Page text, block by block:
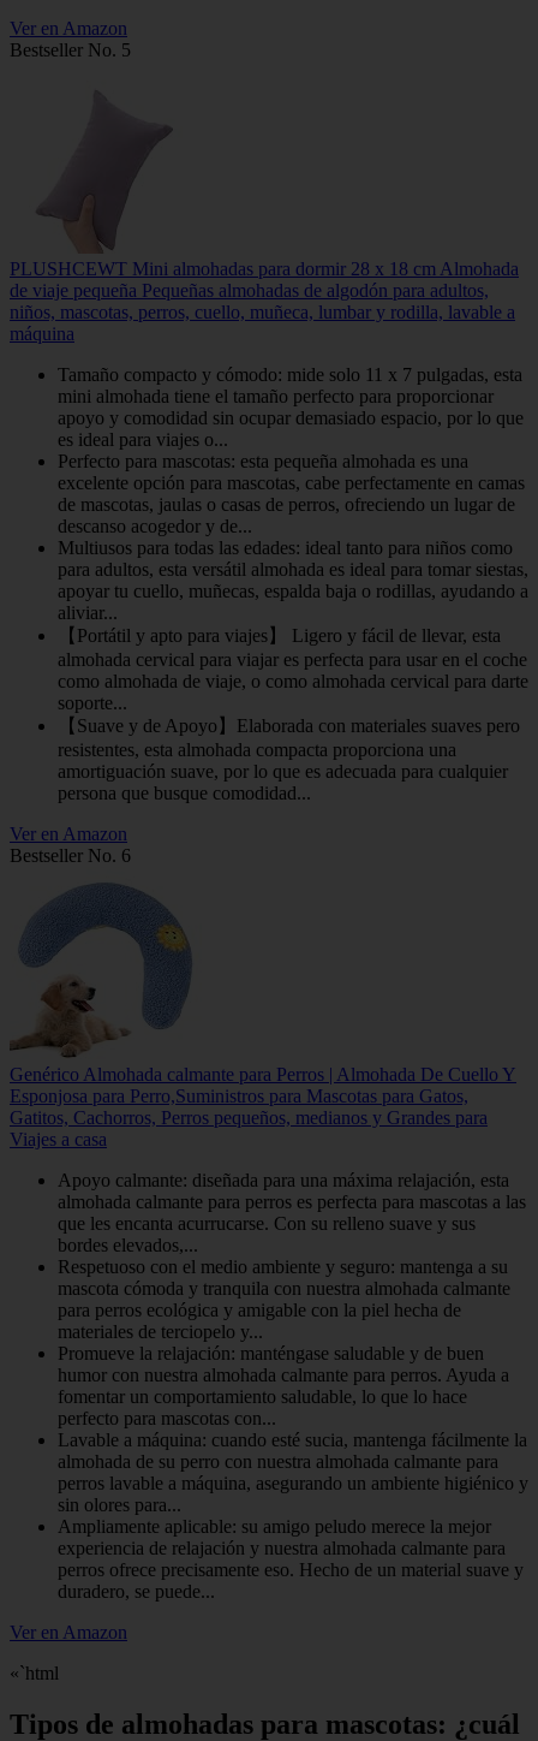
Ver en Amazon
Bestseller No. 5
PLUSHCEWT Mini almohadas para dormir 28 x 18 cm Almohada
de viaje pequeña Pequeñas almohadas de algodón para adultos,
niños, mascotas, perros, cuello, muñeca, lumbar y rodilla, lavable a
máquina
Tamaño compacto y cómodo: mide solo 11 x 7 pulgadas, esta
mini almohada tiene el tamaño perfecto para proporcionar
apoyo y comodidad sin ocupar demasiado espacio, por lo que
es ideal para viajes o...
Perfecto para mascotas: esta pequeña almohada es una
excelente opción para mascotas, cabe perfectamente en camas
de mascotas, jaulas o casas de perros, ofreciendo un lugar de
descanso acogedor y de...
Multiusos para todas las edades: ideal tanto para niños como
para adultos, esta versátil almohada es ideal para tomar siestas,
apoyar tu cuello, muñecas, espalda baja o rodillas, ayudando a
aliviar...
【Portátil y apto para viajes】 Ligero y fácil de llevar, esta
almohada cervical para viajar es perfecta para usar en el coche
como almohada de viaje, o como almohada cervical para darte
soporte...
【Suave y de Apoyo】Elaborada con materiales suaves pero
resistentes, esta almohada compacta proporciona una
amortiguación suave, por lo que es adecuada para cualquier
persona que busque comodidad...
Ver en Amazon
Bestseller No. 6
Genérico Almohada calmante para Perros | Almohada De Cuello Y
Esponjosa para Perro,Suministros para Mascotas para Gatos,
Gatitos, Cachorros, Perros pequeños, medianos y Grandes para
Viajes a casa
Apoyo calmante: diseñada para una máxima relajación, esta
almohada calmante para perros es perfecta para mascotas a las
que les encanta acurrucarse. Con su relleno suave y sus
bordes elevados,...
Respetuoso con el medio ambiente y seguro: mantenga a su
mascota cómoda y tranquila con nuestra almohada calmante
para perros ecológica y amigable con la piel hecha de
materiales de terciopelo y...
Promueve la relajación: manténgase saludable y de buen
humor con nuestra almohada calmante para perros. Ayuda a
fomentar un comportamiento saludable, lo que lo hace
perfecto para mascotas con...
Lavable a máquina: cuando esté sucia, mantenga fácilmente la
almohada de su perro con nuestra almohada calmante para
perros lavable a máquina, asegurando un ambiente higiénico y
sin olores para...
Ampliamente aplicable: su amigo peludo merece la mejor
experiencia de relajación y nuestra almohada calmante para
perros ofrece precisamente eso. Hecho de un material suave y
duradero, se puede...
Ver en Amazon
«`html
Tipos de almohadas para mascotas: ¿cuál